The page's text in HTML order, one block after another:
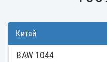
Китай
BAW 1044